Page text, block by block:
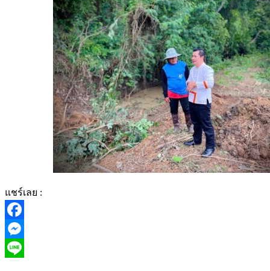
แชร์เลย :
Facebook
Messenger